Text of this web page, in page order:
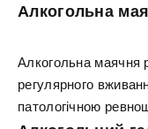
Алкогольна
Алкогольна маячня
регулярного
патологічною